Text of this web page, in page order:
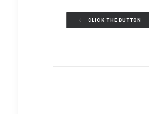
CLICK THE BUTTON